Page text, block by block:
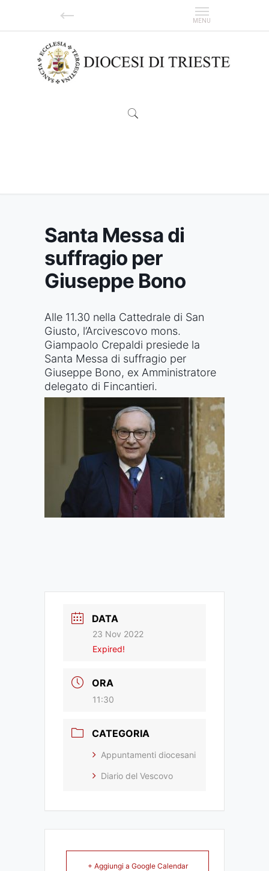
Santa Messa di
suffragio per
Giuseppe Bono
Alle 11.30 nella Cattedrale di San
Giusto, l’Arcivescovo mons.
Giampaolo Crepaldi presiede la
Santa Messa di suffragio per
Giuseppe Bono, ex Amministratore
delegato di Fincantieri.
DATA
23 Nov 2022
Expired!
ORA
11:30
CATEGORIA
Appuntamenti diocesani
Diario del Vescovo
+ Aggiungi a Google Calendar